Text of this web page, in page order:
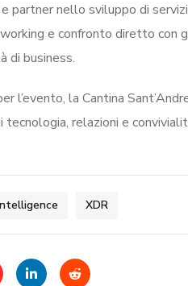
nello sviluppo di servizi
e confronto diretto con
di business.
l’evento, la Cantina
relazioni e
XDR